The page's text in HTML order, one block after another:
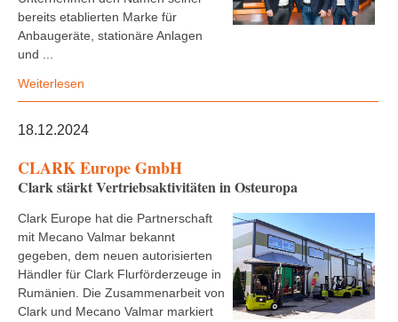
bereits etablierten Marke für
Anbaugeräte, stationäre Anlagen
und ...
Weiterlesen
18.12.2024
CLARK Europe GmbH
Clark stärkt Vertriebsaktivitäten in Osteuropa
Clark Europe hat die Partnerschaft
mit Mecano Valmar bekannt
gegeben, dem neuen autorisierten
Händler für Clark Flurförderzeuge in
Rumänien. Die Zusammenarbeit von
Clark und Mecano Valmar markiert